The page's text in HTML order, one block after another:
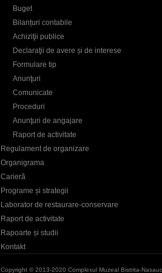
Buget
Bilanțuri contabile
Achiziţii publice
Declaraţii de avere și de interese
Formulare tip
Anunţuri
Comunicate
Proceduri
Anunţuri de angajare
Raport de activitate
Regulament de organizare
Organigrama
Carieră
Programe și strategii
Laborator de restaurare-conservare
Raport de activitate
Rapoarte și studii
Kontakt
Copyright © 2013-2020 Complexul Muzeal Bistrita-